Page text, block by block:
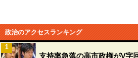
政治のアクセスランキング
支持率急落の高市政権がV字
1